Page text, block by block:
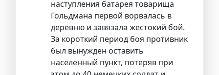
наступления батарея товарища
Гольдмана первой ворвалась в
деревню и завязала жестокий бой.
За короткий период боя противник
был вынужден оставить
населенный пункт, потеряв при